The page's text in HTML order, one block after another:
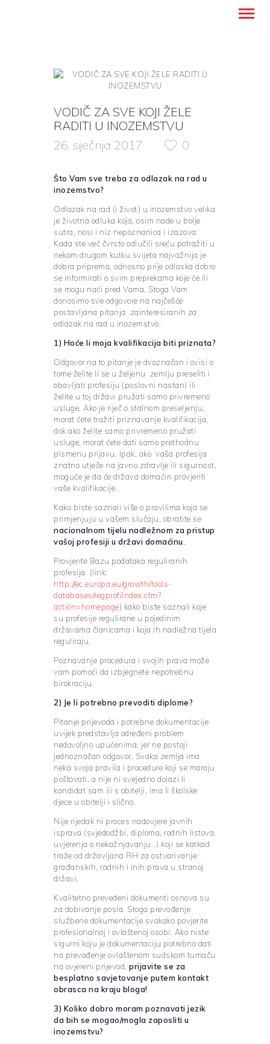
PREVODITELJSKE USLUGE
UČENJE STRANIH JEZIKA
O NAMA
KONTAKT
HRVATSKI
VODIČ ZA SVE KOJI ŽELE
RADITI U INOZEMSTVU
26. siječnja 2017.
0
Što Vam sve treba za odlazak na rad u
inozemstvo?
Odlazak na rad (i život) u inozemstvo velika
je životna odluka koja, osim nade u bolje
sutra, nosi i niz nepoznanica i izazova.
Kada ste već čvrsto odlučili sreću potražiti u
nekom drugom kutku svijeta najvažnija je
dobra priprema, odnosno prije odlaska dobro
se informirati o svim preprekama koje će ili
se mogu naći pred Vama. Stoga Vam
donosimo sve odgovore na najčešće
postavljana pitanja zainteresiranih za
odlazak na rad u inozemstvo.
1) Hoće li moja kvalifikacija biti priznata?
Odgovor na to pitanje je dvoznačan i ovisi o
tome želite li se u željenu zemlju preseliti i
obavljati profesiju (poslovni nastan) ili
želite u toj državi pružati samo privremeno
usluge. Ako je riječ o stalnom preseljenju,
morat ćete tražiti priznavanje kvalifikacija,
dok ako želite samo privremeno pružati
usluge, morat ćete dati samo prethodnu
pismenu prijavu. Ipak, ako vaša profesija
znatno utječe na javno zdravlje ili sigurnost,
moguće je da će država domaćin provjeriti
vaše kvalifikacije.
Kako biste saznali više o pravilima koja se
primjenjuju u vašem slučaju, obratite se
nacionalnom tijelu nadležnom za pristup
vašoj profesiji u državi domaćinu.
Provjerite Bazu podataka reguliranih
profesija (link:
http://ec.europa.eu/growth/tools-
databases/regprof/index.cfm?
action=homepage) kako biste saznali koje
su profesije regulirane u pojedinim
državama članicama i koja ih nadležna tijela
reguliraju.
Poznavanje procedura i svojih prava može
vam pomoći da izbjegnete nepotrebnu
birokraciju.
2) Je li potrebno prevoditi diplome?
Pitanje prijevoda i potrebne dokumentacije
uvijek predstavlja određeni problem
nedovoljno upućenima, jer ne postoji
jednoznačan odgovor. Svaka zemlja ima
neka svoja pravila i procedure koji se moraju
poštovati, a nije ni svejedno dolazi li
kandidat sam ili s obitelji, ima li školske
djece u obitelji i slično.
Nije rijedak ni proces nadovjere javnih
isprava (svjedodžbi, diploma, rodnih listova,
uvjerenja o nekažnjavanju…) koji se katkad
traže od državljana RH za ostvarivanje
građanskih, radnih i inih prava u stranoj
državi.
Kvalitetno prevedeni dokumenti osnova su
za dobivanje posla. Stoga prevođenje
službene dokumentacije svakako povjerite
profesionalnoj i ovlaštenoj osobi. Ako niste
sigurni koju je dokumentaciju potrebno dati
na prevođenje ovlaštenom sudskom tumaču
na ovjereni prijevod, prijavite se za
besplatno savjetovanje putem kontakt
obrasca na kraju bloga!
3) Koliko dobro moram poznavati jezik
da bih se mogao/mogla zaposliti u
inozemstvu?